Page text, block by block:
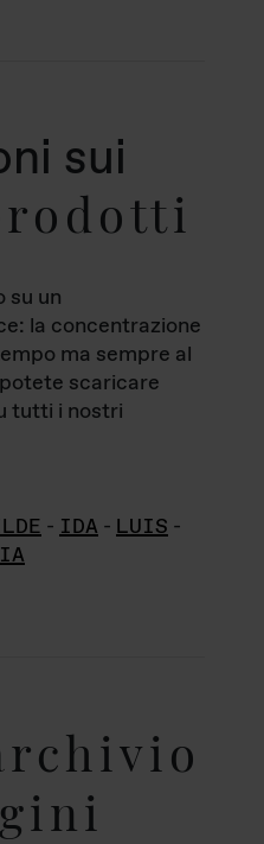
sui
su un
la concentrazione
ma sempre al
scaricare
tutti i nostri
- IDA - LUIS -